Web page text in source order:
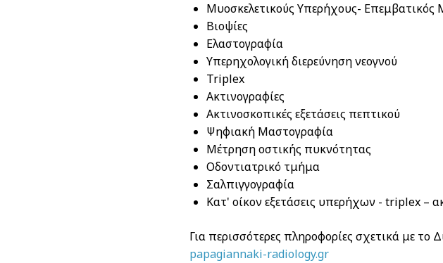
Μυοσκελετικούς Υπερήχους- Επεμβατικός
Βιοψίες
Ελαστογραφία
Υπερηχολογική διερεύνηση νεογνού
Triplex
Ακτινογραφίες
Ακτινοσκοπικές εξετάσεις πεπτικού
Ψηφιακή Μαστογραφία
Μέτρηση οστικής πυκνότητας
Οδοντιατρικό τμήμα
Σαλπιγγογραφία
Κατ' οίκον εξετάσεις υπερήχων - triplex –
Για περισσότερες πληροφορίες σχετικά με το
papagiannaki-radiology.gr